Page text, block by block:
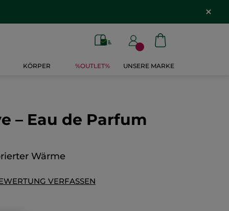
KÖRPER %OUTLET% UNSERE MARKE
– Eau de Parfum
Wärme
VERFASSEN